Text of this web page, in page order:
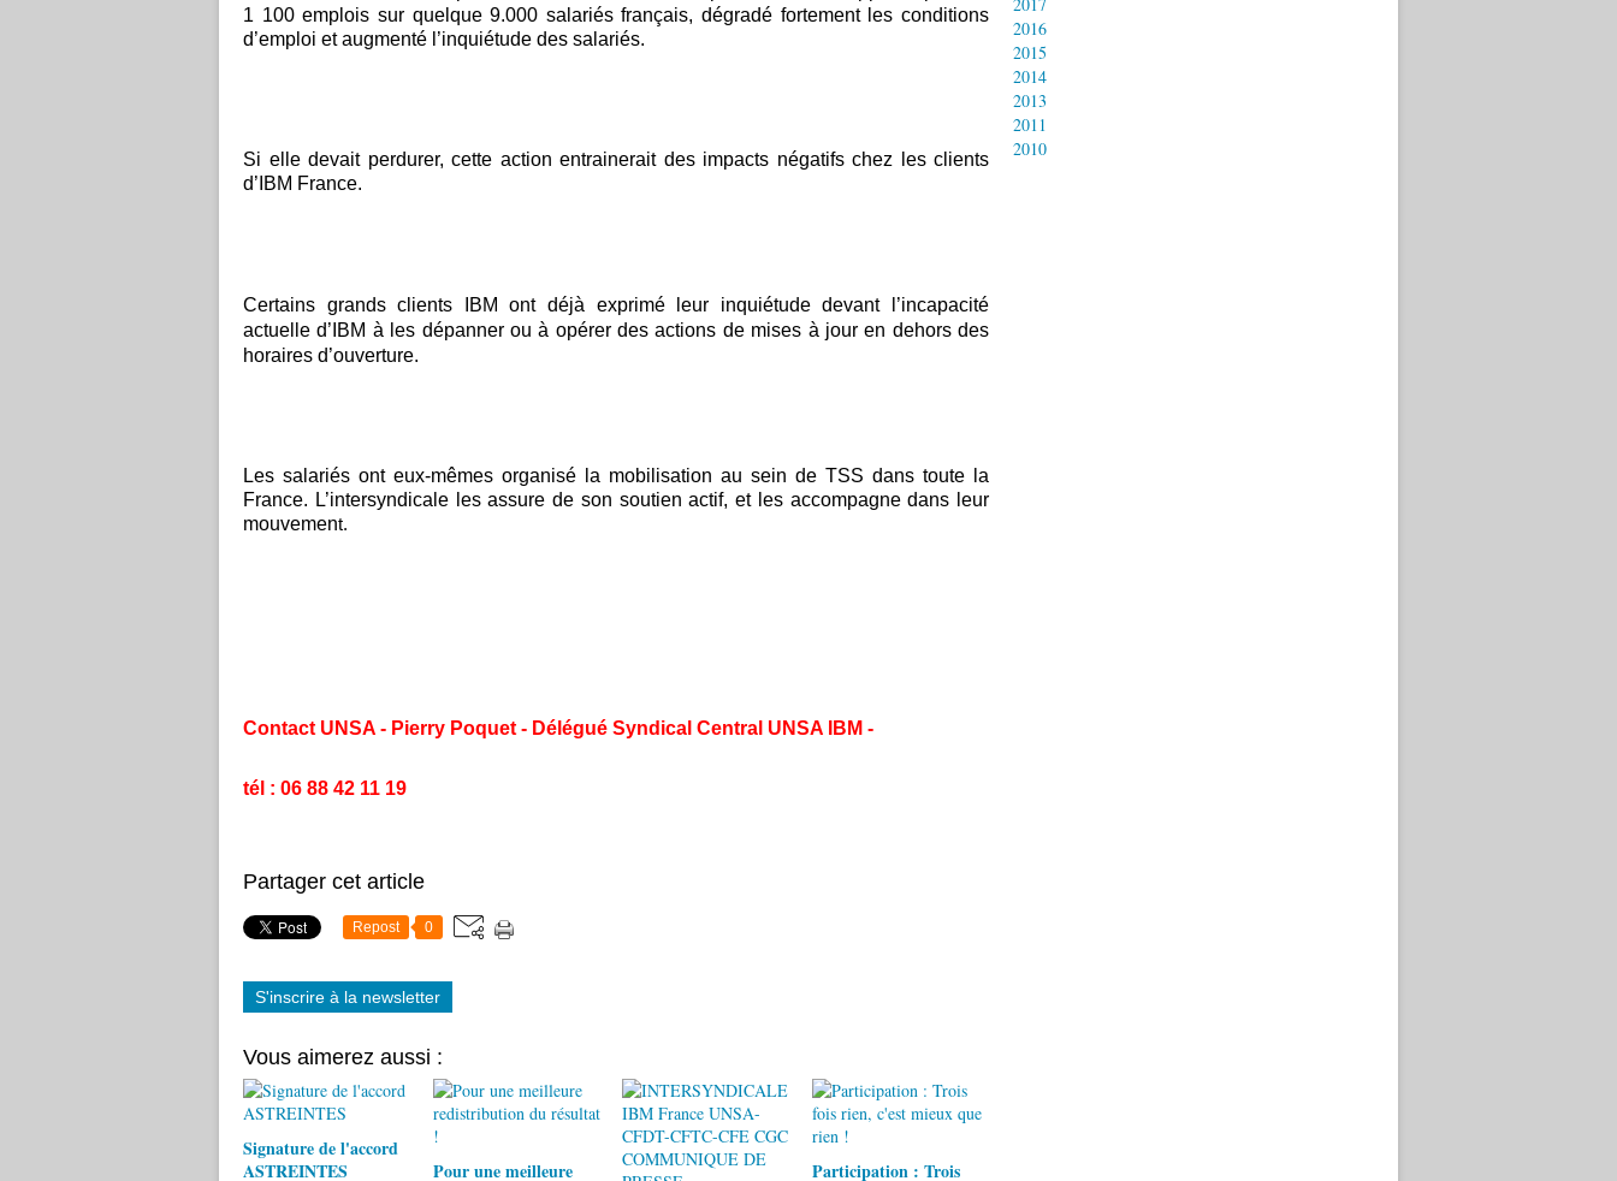
1 100 emplois sur quelque 9.000 salariés français, dégradé fortement les conditions
d’emploi et augmenté l’inquiétude des salariés.
Si elle devait perdurer, cette action entrainerait des impacts négatifs chez les clients
d’IBM France.
Certains grands clients IBM ont déjà exprimé leur inquiétude devant l’incapacité
actuelle d’IBM à les dépanner ou à opérer des actions de mises à jour en dehors des
horaires d’ouverture.
Les salariés ont eux-mêmes organisé la mobilisation au sein de TSS dans toute la
France. L’intersyndicale les assure de son soutien actif, et les accompagne dans leur
mouvement.
Contact UNSA - Pierry Poquet - Délégué Syndical Central UNSA IBM -
tél : 06 88 42 11 19
Partager cet article
Repost 0
S'inscrire à la newsletter
Vous aimerez aussi :
Signature de l'accord
ASTREINTES
Pour une meilleure Participation : Trois
2016
2015
2014
2013
2011
2010